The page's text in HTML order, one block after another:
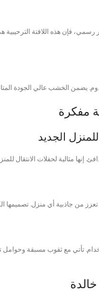
فإن هذه اللافتة الترحيبية
الخشب عالي الجودة
مفكرة
الجديد
إنها مثالية لحفلات الانتقال
من جاذبية أي منزل. تصميمها
تأتي مع ثقوب مسبقة وحوامل